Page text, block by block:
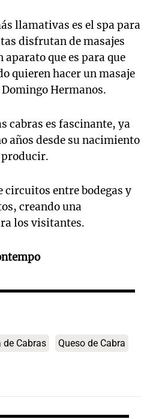
llamativas es el spa para
disfrutan de masajes
que es para que
quieren hacer un masaje
Hermanos.
cabras es fascinante, ya
años desde su nacimiento
producir.
circuitos entre bodegas y
creando una
los visitantes.
de Cabras Queso de Cabra